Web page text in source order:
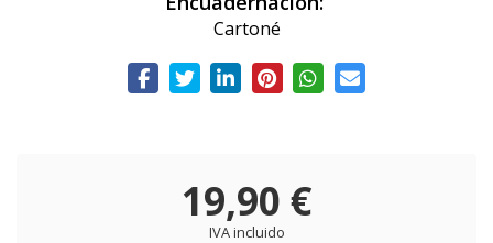
Cartoné
19,90 €
IVA incluido